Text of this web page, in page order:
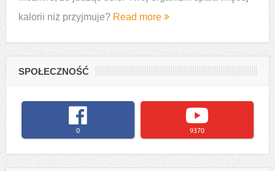
kalorii niż przyjmuje? Read more
SPOŁECZNOŚĆ
0 9370